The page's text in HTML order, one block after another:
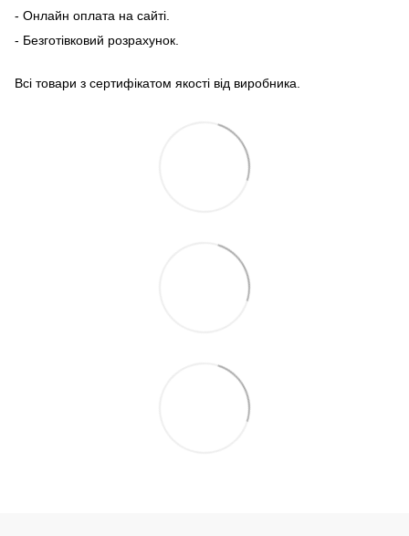
- Онлайн оплата на сайті.
- Безготівковий розрахунок.
Всі товари з сертифікатом якості від виробника.